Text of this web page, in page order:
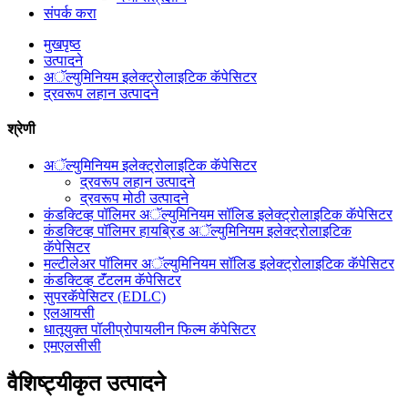
संपर्क करा
मुखपृष्ठ
उत्पादने
अॅल्युमिनियम इलेक्ट्रोलाइटिक कॅपेसिटर
द्रवरूप लहान उत्पादने
श्रेणी
अॅल्युमिनियम इलेक्ट्रोलाइटिक कॅपेसिटर
द्रवरूप लहान उत्पादने
द्रवरूप मोठी उत्पादने
कंडक्टिव्ह पॉलिमर अॅल्युमिनियम सॉलिड इलेक्ट्रोलाइटिक कॅपेसिटर
कंडक्टिव्ह पॉलिमर हायब्रिड अॅल्युमिनियम इलेक्ट्रोलाइटिक
कॅपेसिटर
मल्टीलेअर पॉलिमर अॅल्युमिनियम सॉलिड इलेक्ट्रोलाइटिक कॅपेसिटर
कंडक्टिव्ह टॅंटलम कॅपेसिटर
सुपरकॅपेसिटर (EDLC)
एलआयसी
धातूयुक्त पॉलीप्रोपायलीन फिल्म कॅपेसिटर
एमएलसीसी
वैशिष्ट्यीकृत उत्पादने